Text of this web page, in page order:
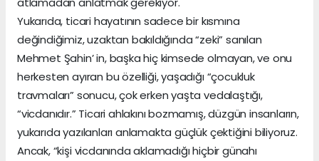
Yukarıda, ticari hayatının sadece bir kısmına
değindiğimiz, uzaktan bakıldığında “zeki” sanılan
Mehmet Şahin’ in, başka hiç kimsede olmayan, ve onu
herkesten ayıran bu özelliği, yaşadığı “çocukluk
travmaları” sonucu, çok erken yaşta vedalaştığı,
“vicdanıdır.” Ticari ahlakını bozmamış, düzgün insanların,
yukarıda yazılanları anlamakta güçlük çektiğini biliyoruz.
Ancak, “kişi vicdanında aklamadığı hiçbir günahı